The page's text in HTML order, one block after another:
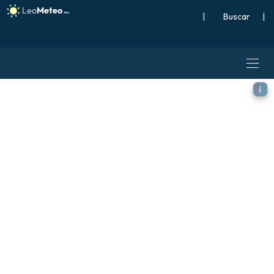
| |
ECMWF IFS 0.25° modelo